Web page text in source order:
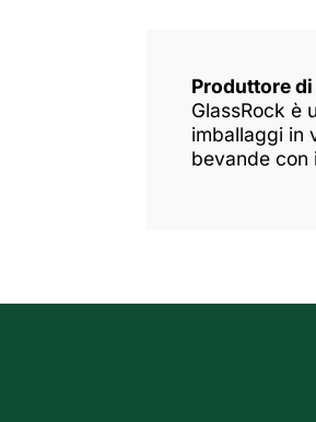
Produttore
GlassRock è
imballaggi in
bevande con